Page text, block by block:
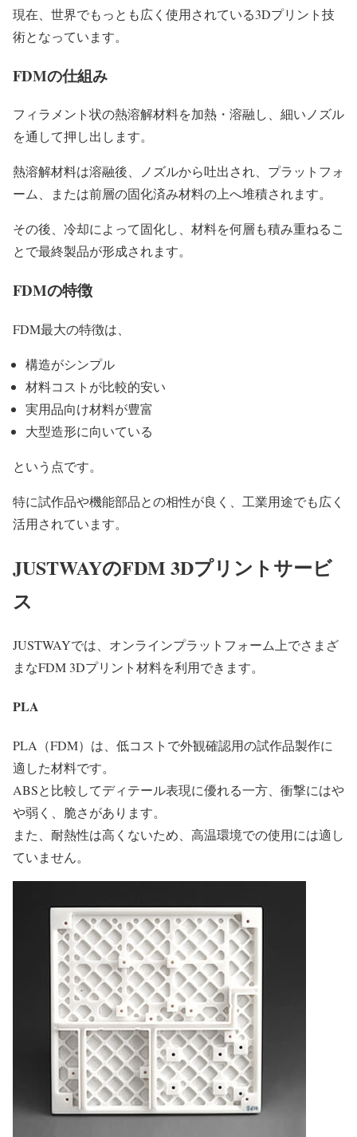
現在、世界でもっとも広く使用されている3Dプリント技
術となっています。
FDMの仕組み
フィラメント状の熱溶解材料を加熱・溶融し、細いノズル
を通して押し出します。
熱溶解材料は溶融後、ノズルから吐出され、プラットフォ
ーム、または前層の固化済み材料の上へ堆積されます。
その後、冷却によって固化し、材料を何層も積み重ねるこ
とで最終製品が形成されます。
FDMの特徴
FDM最大の特徴は、
構造がシンプル
材料コストが比較的安い
実用品向け材料が豊富
大型造形に向いている
という点です。
特に試作品や機能部品との相性が良く、工業用途でも広く
活用されています。
JUSTWAYのFDM 3Dプリントサービ
ス
JUSTWAYでは、オンラインプラットフォーム上でさまざ
まなFDM 3Dプリント材料を利用できます。
PLA
PLA（FDM）は、低コストで外観確認用の試作品製作に
適した材料です。
ABSと比較してディテール表現に優れる一方、衝撃にはや
や弱く、脆さがあります。
また、耐熱性は高くないため、高温環境での使用には適し
ていません。